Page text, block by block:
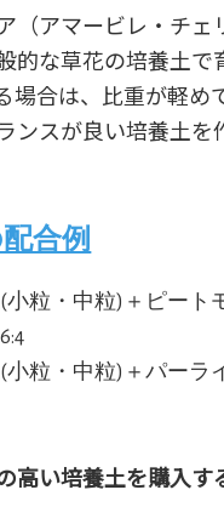
（アマービレ・チェ
的な草花の培養土で
場合は、比重が軽め
ンスが良い培養土を
合例
小粒・中粒)＋ピート
小粒・中粒)＋パーラ
高い培養土を購入す